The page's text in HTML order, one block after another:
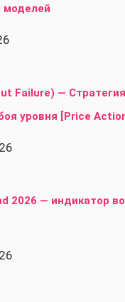
моделей
Failure) —
уровня [Price
2026 — индикатор